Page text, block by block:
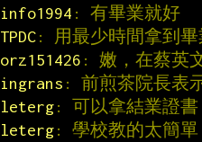
info1994 : 有畢業就好
TPDC: 用最少時間拿到畢
orz151426 : 嫩，在蔡英
ingrans : 前煎茶院長表
leterg: 可以拿結業證書
leterg: 學校教的太簡單